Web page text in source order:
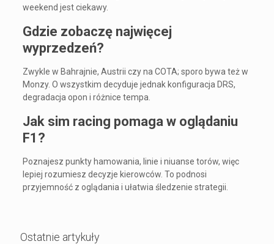
weekend jest ciekawy.
Gdzie zobaczę najwięcej
wyprzedzeń?
Zwykle w Bahrajnie, Austrii czy na COTA; sporo bywa też w
Monzy. O wszystkim decyduje jednak konfiguracja DRS,
degradacja opon i różnice tempa.
Jak sim racing pomaga w oglądaniu
F1?
Poznajesz punkty hamowania, linie i niuanse torów, więc
lepiej rozumiesz decyzje kierowców. To podnosi
przyjemność z oglądania i ułatwia śledzenie strategii.
Ostatnie artykuły